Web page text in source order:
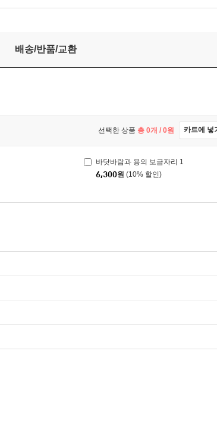
배송/반품/교환
선택한 상품 총 0개 / 0원 카트에 넣
바닷바람과 용의 보금자리 1
6,300원 (10% 할인)